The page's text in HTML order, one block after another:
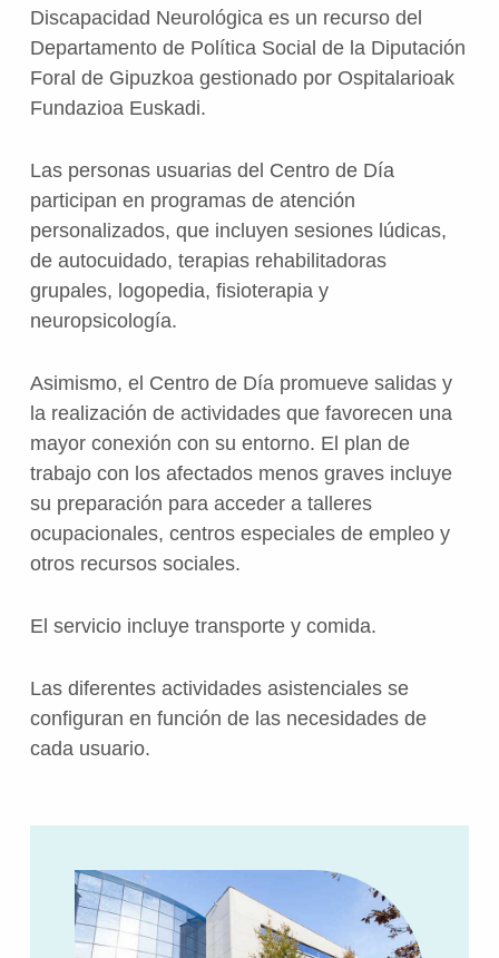
Discapacidad Neurológica es un recurso del
Departamento de Política Social de la Diputación
Foral de Gipuzkoa gestionado por Ospitalarioak
Fundazioa Euskadi.
Las personas usuarias del Centro de Día
participan en programas de atención
personalizados, que incluyen sesiones lúdicas,
de autocuidado, terapias rehabilitadoras
grupales, logopedia, fisioterapia y
neuropsicología.
Asimismo, el Centro de Día promueve salidas y
la realización de actividades que favorecen una
mayor conexión con su entorno. El plan de
trabajo con los afectados menos graves incluye
su preparación para acceder a talleres
ocupacionales, centros especiales de empleo y
otros recursos sociales.
El servicio incluye transporte y comida.
Las diferentes actividades asistenciales se
configuran en función de las necesidades de
cada usuario.